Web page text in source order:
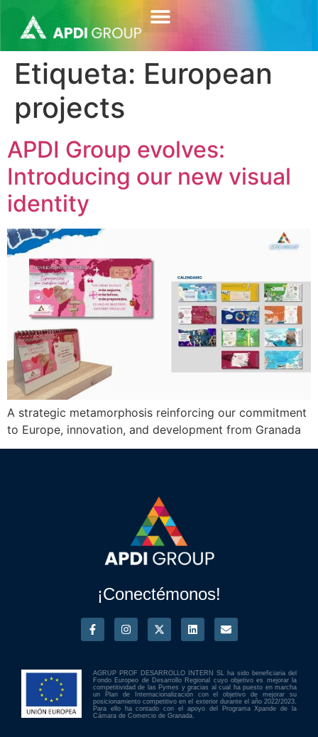
Etiqueta: European
projects
APDI Group evolves:
Introducing our new visual
identity
A strategic metamorphosis reinforcing our commitment
to Europe, innovation, and development from Granada
¡Conectémonos!
AGRUP PROF DESARROLLO INTERN SL ha sido beneficiaria del
Fondo Europeo de Desarrollo Regional cuyo objetivo es mejorar la
competitividad de las Pymes y gracias al cual ha puesto en marcha
un Plan de Internacionalización con el objetivo de mejorar su
posicionamiento competitivo en el exterior durante el año 2022/2023.
Para ello ha contado con el apoyo del Programa Xpande de la
Cámara de Comercio de Granada.